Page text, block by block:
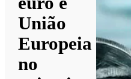
União
Europeia
no